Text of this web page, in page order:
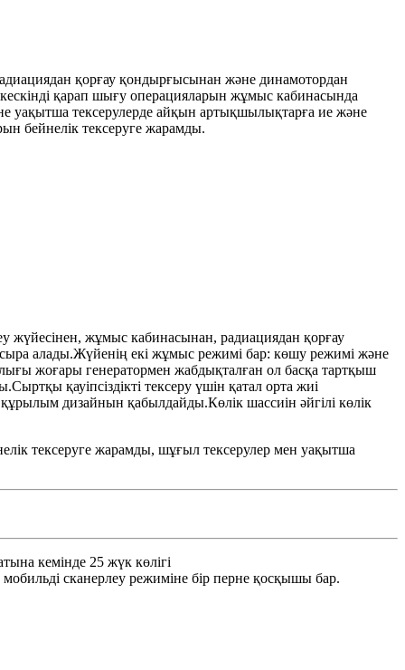
қорғау қондырғысынан және динамотордан
қарап шығу операцияларын жұмыс кабинасында
уақытша тексерулерде айқын артықшылықтарға ие және
бейнелік тексеруге жарамды.
жүйесінен, жұмыс кабинасынан, радиациядан қорғау
алады.Жүйенің екі жұмыс режимі бар: көшу режимі және
жоғары генератормен жабдықталған ол басқа тартқыш
қауіпсіздікті тексеру үшін қатал орта жиі
дизайнын қабылдайды.Көлік шассиін әйгілі көлік
тексеруге жарамды, шұғыл тексерулер мен уақытша
кемінде 25 жүк көлігі
сканерлеу режиміне бір перне қосқышы бар.